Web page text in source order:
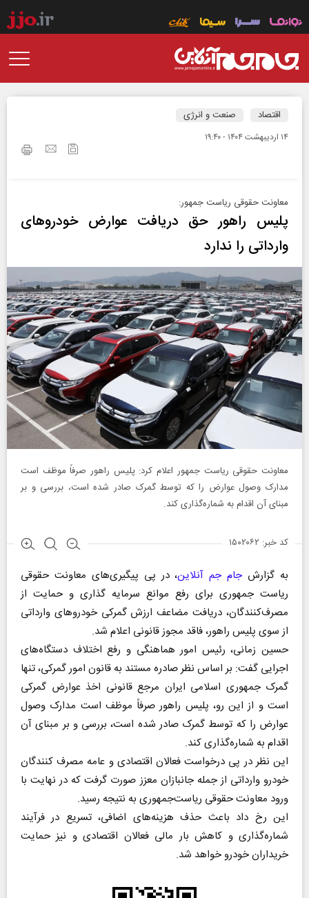
اقتصاد صنعت و انرژی
۱۴ ارديبهشت ۱۴۰۴ - ۱۹:۴۰
معاونت حقوقی ریاست جمهور:
پلیس راهور حق دریافت عوارض خودروهای
وارداتی را ندارد
معاونت حقوقی ریاست جمهور اعلام کرد: پلیس راهور صرفاً موظف است
مدارک وصول عوارض را که توسط گمرک صادر شده است، بررسی و بر
مبنای آن اقدام به شماره‌گذاری کند.
کد خبر: ۱۵۰۲۰۶۲
به گزارشجام جم آنلاین، در پی پیگیری‌های معاونت حقوقی
ریاست‌ جمهوری برای رفع موانع سرمایه گذاری و حمایت از
مصرف‌کنندگان، دریافت مضاعف ارزش گمرکی خودروهای وارداتی
از سوی پلیس راهور، فاقد مجوز قانونی اعلام شد.
حسین زمانی، رئیس امور هماهنگی و رفع اختلاف دستگاه‌های
اجرایی گفت: بر اساس نظر صادره مستند به قانون امور گمرکی، تنها
گمرک جمهوری اسلامی ایران مرجع قانونی اخذ عوارض گمرکی
است و از این رو، پلیس راهور صرفاً موظف است مدارک وصول
عوارض را که توسط گمرک صادر شده است، بررسی و بر مبنای آن
اقدام به شماره‌گذاری کند.
این نظر در پی درخواست فعالان اقتصادی و عامه مصرف کنندگان
خودرو وارداتی از جمله جانبازان معزز صورت گرفت که در نهایت با
ورود معاونت حقوقی ریاست‌جمهوری به نتیجه رسید.
این رخ داد باعث حذف هزینه‌های اضافی، تسریع در فرآیند
شماره‌گذاری و کاهش بار مالی فعالان اقتصادی و نیز حمایت
خریداران خودرو خواهد شد.